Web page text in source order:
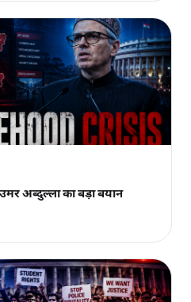
अब्दुल्ला का बड़ा बयान